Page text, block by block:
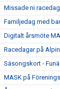
Missade ni
Familjedag med
Digitalt årsmöte
Racedagar på
Säsongskort -
MASK på